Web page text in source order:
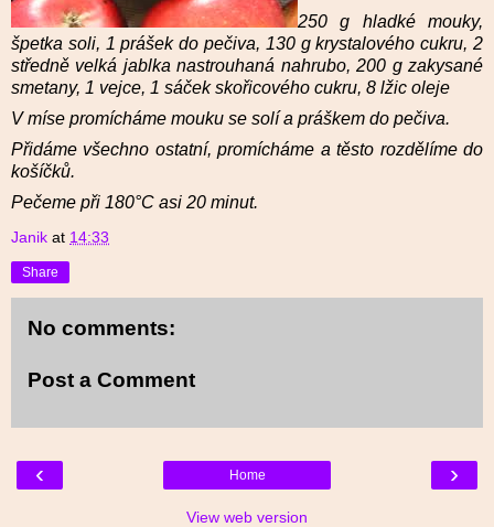
250 g hladké mouky,
špetka soli, 1 prášek do pečiva, 130 g krystalového cukru, 2
středně velká jablka nastrouhaná nahrubo, 200 g zakysané
smetany, 1 vejce, 1 sáček skořicového cukru, 8 lžic oleje
V míse promícháme mouku se solí a práškem do pečiva.
Přidáme všechno ostatní, promícháme a těsto rozdělíme do
košíčků.
Pečeme při 180°C asi 20 minut.
Janik at 14:33
Share
No comments:
Post a Comment
‹ ›
Home
View web version